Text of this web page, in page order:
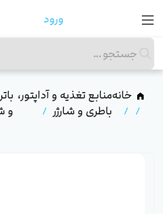
ورود
خانهمنابع تغذیه و آداپتور،
باطری و شارژر
و